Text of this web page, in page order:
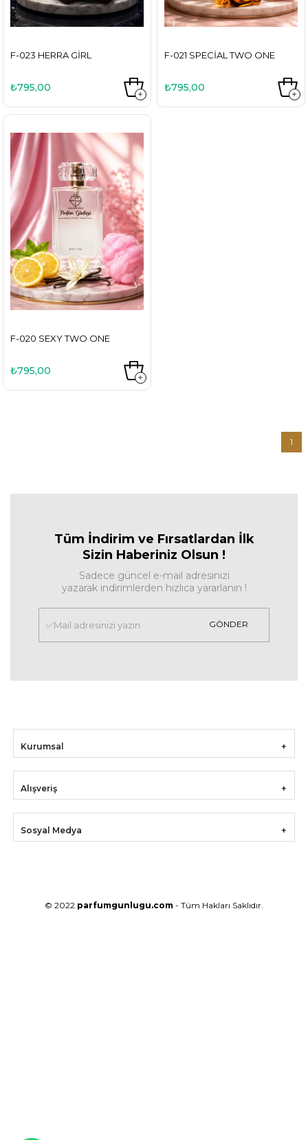
F-023 HERRA GIRL
₺795,00
F-021 SPECIAL TWO ONE
₺795,00
F-020 SEXY TWO ONE
₺795,00
1
Tüm İndirim ve Fırsatlardan İlk
Sizin Haberiniz Olsun !
Sadece güncel e-mail adresinizi
yazarak indirimlerden hızlıca yararlanın !
GÖNDER
Kurumsal
Alışveriş
Sosyal Medya
© 2022 parfumgunlugu.com - Tüm Hakları Saklıdır.